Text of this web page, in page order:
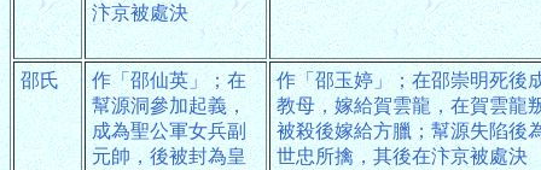
汴京被處決
邵氏
作「邵仙英」；在
幫源洞參加起義，
成為聖公軍女兵副
元帥，後被封為皇
作「邵玉婷」；在邵崇明死後
教母，嫁給賀雲龍，在賀雲龍
被殺後嫁給方臘；幫源失陷後
世忠所擒，其後在汴京被處決